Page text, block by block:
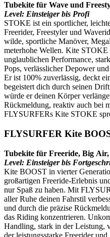
Tubekite für Wave und
Level: Einsteiger bis Profi
STOKE ist ein sportlicher,
Freerider, Freestyler und
wilde, sportliche Manöver,
meterhohe Wellen. Kite STOKE
unglaublichen Performance,
Pops, verlässlicher Depower
Er ist 100% zuverlässig, deckt
begeistert dich durch seinen
würde er deinen Körper
Rückmeldung, reaktiv auch bei
FLYSURFERs Kite STOKE
FLYSURFER Kite
Tubekite für Freeride, Big
Level: Einsteiger bis
Kite BOOST in vierter
großartigen Freeride-Erlebnis
nur Spaß zu haben. Mit
aller Ruhe deinen Fahrstil
und durch die präzise
das Riding konzentrieren.
Handling, stark in der Leistung,
der leistungsstarke Freerider